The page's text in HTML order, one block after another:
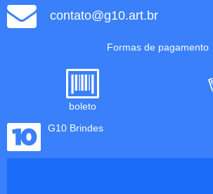
contato@g10.art.br
Formas de pagamento
boleto
G10 Brindes